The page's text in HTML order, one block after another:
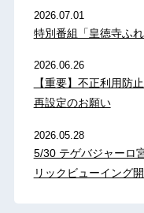
2026.07.01
特別番組「皇徳寺ふ
2026.06.26
【重要】不正利用防
再設定のお願い
2026.05.28
5/30 テゲバジャーロ
リックビューイング